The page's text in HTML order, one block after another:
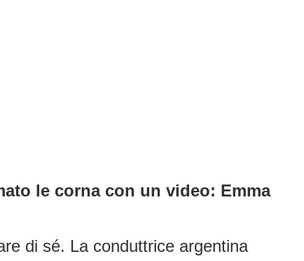
le corna con un video: Emma
di sé. La conduttrice argentina